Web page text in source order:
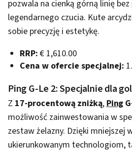
pozwala na cienką górną linię
legendarnego czucia. Kute
sobie precyzję i estetykę.
RRP: € 1,610.00
Cena w ofercie specjalnej:
Ping G-Le 2: Specjalnie dla
Z 17-procentową zniżką,Ping
możliwość zainwestowania w
zestaw żelazny. Dzięki mniejszej
ukierunkowanym technologiom,